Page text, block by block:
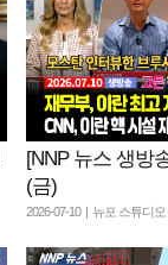
[NNP 뉴스 생방
(금)
2026-07-10 | 뉴포 스튜디오